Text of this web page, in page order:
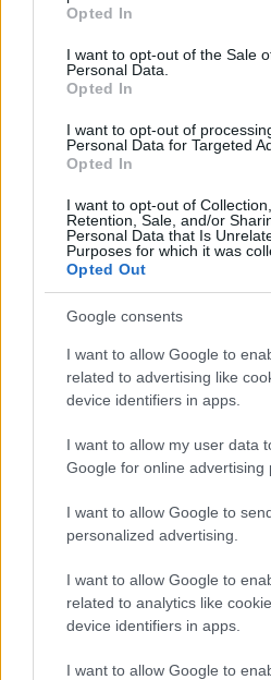
use your data for below specified
consent section.
Opted In
I want to opt-out of the Sale
Personal Data.
Opted In
I want to opt-out of
Personal Data for Targeted
Opted In
I want to opt-out of
Retention, Sale, and/or
Personal Data that Is
Purposes for which it was
Opted Out
Google consents
I want to allow Google to
related to advertising like
device identifiers in apps.
I want to allow my user data
Google for online advertising
I want to allow Google to
personalized advertising.
I want to allow Google to
related to analytics like
device identifiers in apps.
I want to allow Google to
συνέπεια, διότι είναι ένας
για τη διασφάλιση του
εθνικής μας επιβίωσης…»
Ο ίδιος σε άλλο σημείο
έμβλημα του Κέντρου
τον τελευταίο καιρό ένα
Ιστορία, του γνωστού
Παναγιωτόπουλου – νομίζω
τίτλος του βιβλίου είναι
υστέρων». Οφείλω να πω
σήμα του νέου Κέντρου θα
είναι «ΠΡΟΟΡΑΝ»,